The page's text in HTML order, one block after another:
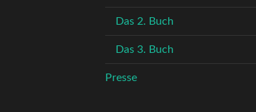
Das 2. Buch
Das 3. Buch
Presse